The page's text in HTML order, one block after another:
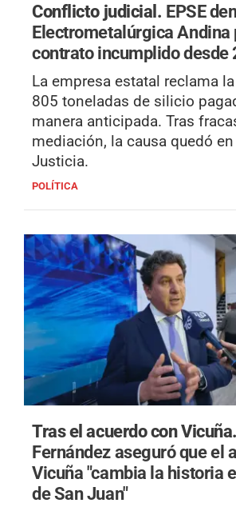
Conflicto judicial. EPSE
Electrometalúrgica Andina
contrato incumplido desde
La empresa estatal reclama
805 toneladas de silicio
manera anticipada. Tras
mediación, la causa quedó
Justicia.
POLÍTICA
Tras el acuerdo con Vicuña.
Fernández aseguró que el
Vicuña "cambia la historia
de San Juan"